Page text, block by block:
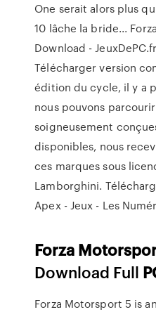
One serait alors plus
10 lâche la bride...
Download -
Télécharger version
édition du cycle, il y a
nous pouvons
soigneusement
disponibles, nous
ces marques sous
Lamborghini.
Apex - Jeux - Les
Forza
Download Full
Forza Motorsport 5 is